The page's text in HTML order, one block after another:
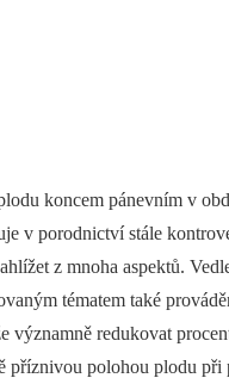
koncem pánevním v
v porodnictví stále
z mnoha aspektů.
tématem také
významně redukovat
příznivou polohou plodu při